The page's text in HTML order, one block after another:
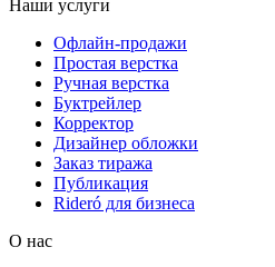
Наши услуги
Офлайн-продажи
Простая верстка
Ручная верстка
Буктрейлер
Корректор
Дизайнер обложки
Заказ тиража
Публикация
Rideró для бизнеса
О нас